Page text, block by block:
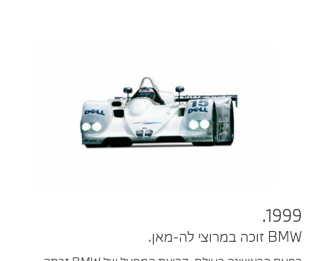
1999.
BMW זוכה במרוצי לה-מאן.